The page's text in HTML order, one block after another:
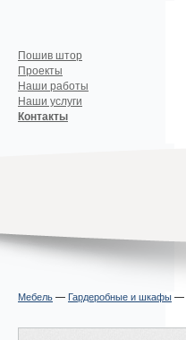
Пошив штор
Проекты
Наши работы
Наши услуги
Контакты
Мебель— Гардеробные и шкафы—